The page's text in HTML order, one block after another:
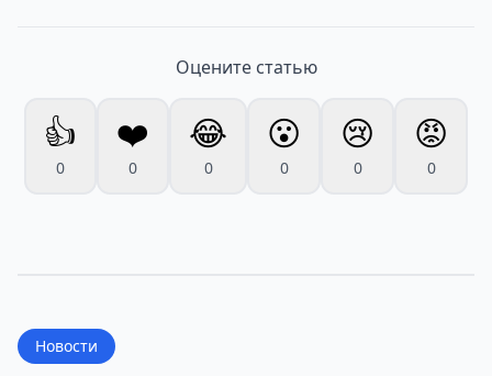
Оцените статью
👍
0
❤️
0
😂
0
😮
0
😢
0
😡
0
Новости